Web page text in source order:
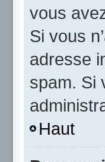
vous
Si vous
adresse
spam. Si
Haut